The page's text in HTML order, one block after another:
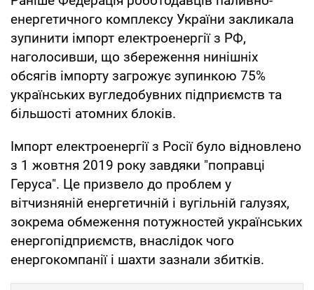
енергетичного комплексу України закликала
зупинити імпорт електроенергії з РФ,
наголосивши, що збереження нинішніх
обсягів імпорту загрожує зупинкою 75%
українських вугледобувних підприємств та
більшості атомних блоків.
Імпорт електроенергії з Росії було відновлено
з 1 жовтня 2019 року завдяки "поправці
Геруса". Це призвело до проблем у
вітчизняній енергетичній і вугільній галузях,
зокрема обмеження потужностей українських
енергопідприємств, внаслідок чого
енергокомпанії і шахти зазнали збитків.